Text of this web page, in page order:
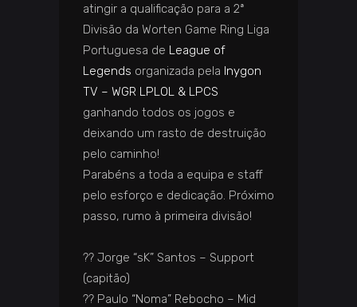
atingir a qualificação para a 2ª
Divisão da Worten Game Ring Liga
Portuguesa de League of
Legends organizada pela Inygon
TV – WGR LPLOL & LPCS
ganhando todos os jogos e
deixando um rasto de destruição
pelo caminho!
Parabéns a toda a equipa e staff
pelo esforço e dedicação. Próximo
passo, rumo à primeira divisão!
?? ️Jorge “sK” Santos – Support
(capitão)
?? ️Paulo “Noma” Rebocho – Mid